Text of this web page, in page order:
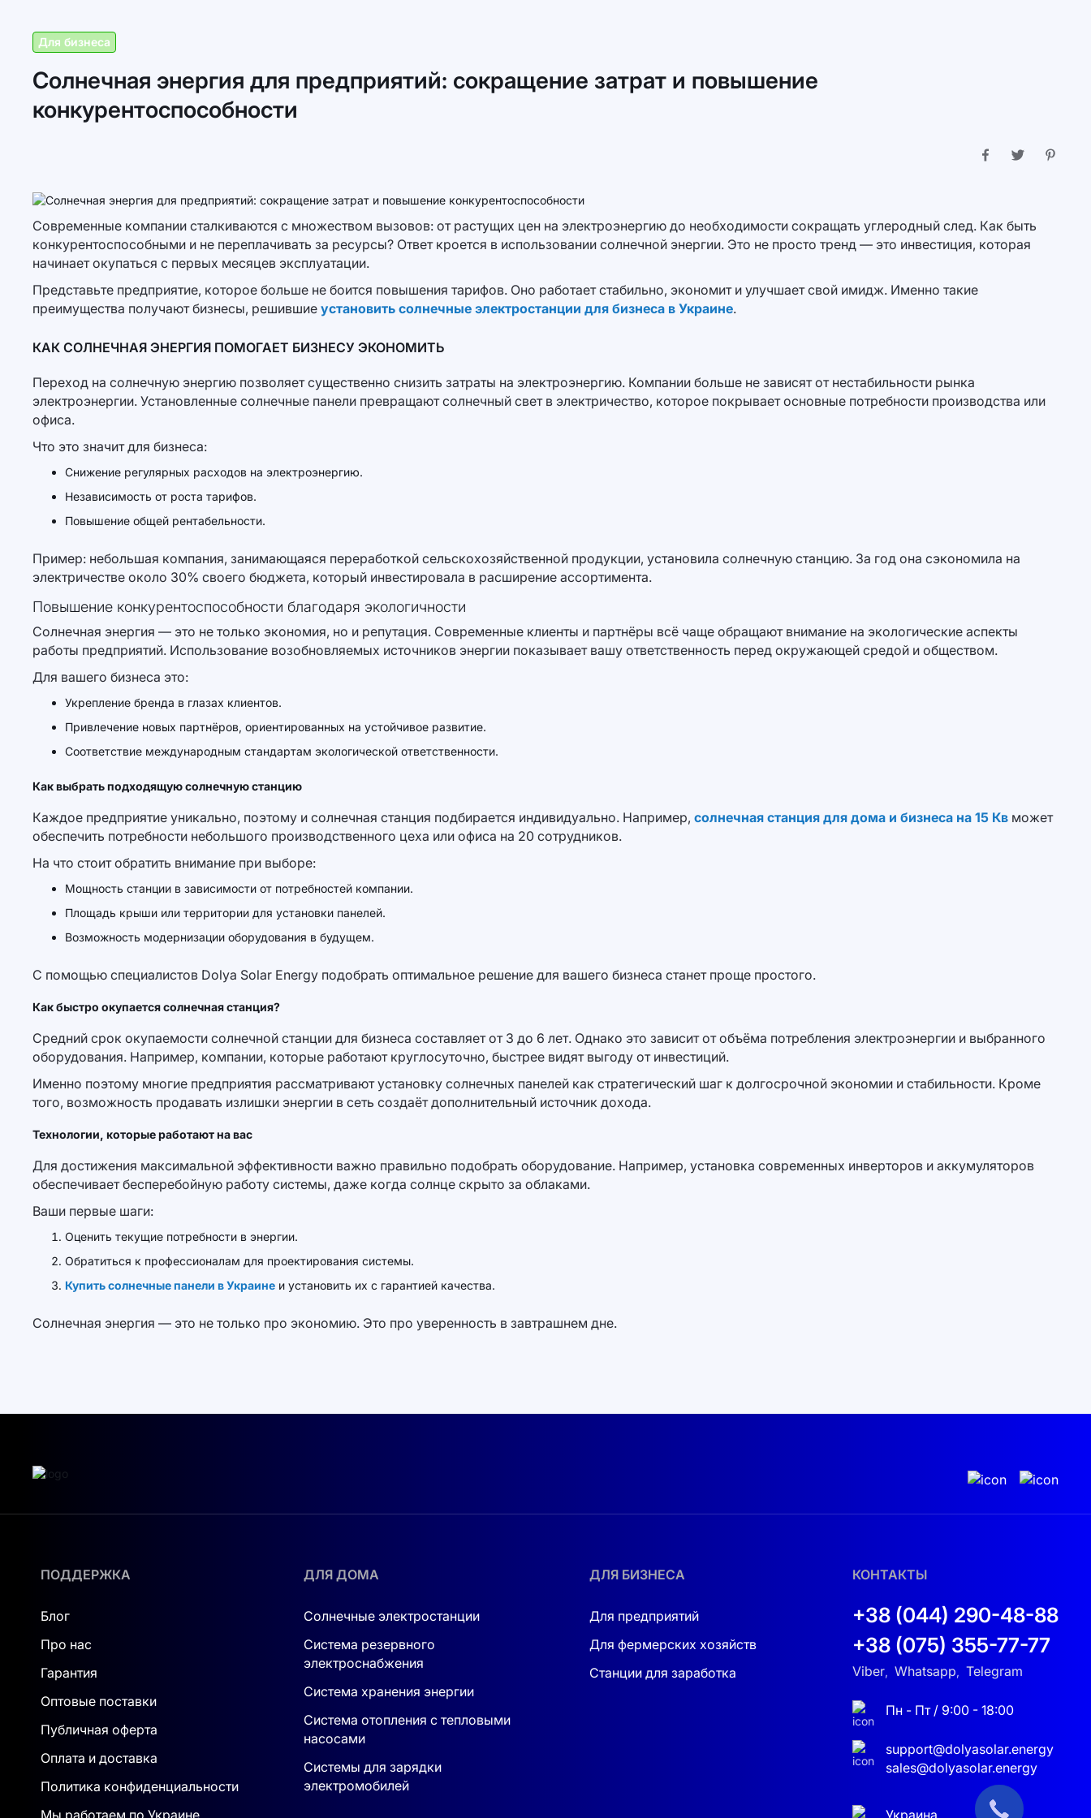
Для бизнеса
Солнечная энергия для предприятий: сокращение затрат и повышение
конкурентоспособности
Современные компании сталкиваются с множеством вызовов: от растущих цен на электроэнергию до необходимости сокращать углеродный след. Как быть
конкурентоспособными и не переплачивать за ресурсы? Ответ кроется в использовании солнечной энергии. Это не просто тренд — это инвестиция, которая
начинает окупаться с первых месяцев эксплуатации.
Представьте предприятие, которое больше не боится повышения тарифов. Оно работает стабильно, экономит и улучшает свой имидж. Именно такие
преимущества получают бизнесы, решившие установить солнечные электростанции для бизнеса в Украине.
КАК СОЛНЕЧНАЯ ЭНЕРГИЯ ПОМОГАЕТ БИЗНЕСУ ЭКОНОМИТЬ
Переход на солнечную энергию позволяет существенно снизить затраты на электроэнергию. Компании больше не зависят от нестабильности рынка
электроэнергии. Установленные солнечные панели превращают солнечный свет в электричество, которое покрывает основные потребности производства или
офиса.
Что это значит для бизнеса:
Снижение регулярных расходов на электроэнергию.
Независимость от роста тарифов.
Повышение общей рентабельности.
Пример: небольшая компания, занимающаяся переработкой сельскохозяйственной продукции, установила солнечную станцию. За год она сэкономила на
электричестве около 30% своего бюджета, который инвестировала в расширение ассортимента.
Повышение конкурентоспособности благодаря экологичности
Солнечная энергия — это не только экономия, но и репутация. Современные клиенты и партнёры всё чаще обращают внимание на экологические аспекты
работы предприятий. Использование возобновляемых источников энергии показывает вашу ответственность перед окружающей средой и обществом.
Для вашего бизнеса это:
Укрепление бренда в глазах клиентов.
Привлечение новых партнёров, ориентированных на устойчивое развитие.
Соответствие международным стандартам экологической ответственности.
Как выбрать подходящую солнечную станцию
Каждое предприятие уникально, поэтому и солнечная станция подбирается индивидуально. Например, солнечная станция для дома и бизнеса на 15 Кв может
обеспечить потребности небольшого производственного цеха или офиса на 20 сотрудников.
На что стоит обратить внимание при выборе:
Мощность станции в зависимости от потребностей компании.
Площадь крыши или территории для установки панелей.
Возможность модернизации оборудования в будущем.
С помощью специалистов Dolya Solar Energy подобрать оптимальное решение для вашего бизнеса станет проще простого.
Как быстро окупается солнечная станция?
Средний срок окупаемости солнечной станции для бизнеса составляет от 3 до 6 лет. Однако это зависит от объёма потребления электроэнергии и выбранного
оборудования. Например, компании, которые работают круглосуточно, быстрее видят выгоду от инвестиций.
Именно поэтому многие предприятия рассматривают установку солнечных панелей как стратегический шаг к долгосрочной экономии и стабильности. Кроме
того, возможность продавать излишки энергии в сеть создаёт дополнительный источник дохода.
Технологии, которые работают на вас
Для достижения максимальной эффективности важно правильно подобрать оборудование. Например, установка современных инверторов и аккумуляторов
обеспечивает бесперебойную работу системы, даже когда солнце скрыто за облаками.
Ваши первые шаги:
Оценить текущие потребности в энергии.
Обратиться к профессионалам для проектирования системы.
Купить солнечные панели в Украине и установить их с гарантией качества.
Солнечная энергия — это не только про экономию. Это про уверенность в завтрашнем дне.
ПОДДЕРЖКА
Блог
Про нас
Гарантия
Оптовые поставки
Публичная оферта
Оплата и доставка
Политика конфиденциальности
Мы работаем по Украине
ДЛЯ ДОМА
Солнечные электростанции
Система резервного
электроснабжения
Система хранения энергии
Система отопления с тепловыми
насосами
Системы для зарядки
электромобилей
ДЛЯ БИЗНЕСА
Для предприятий
Для фермерских хозяйств
Станции для заработка
КОНТАКТЫ
+38 (044) 290-48-88
+38 (075) 355-77-77
Viber, Whatsapp, Telegram
Пн - Пт / 9:00 - 18:00
support@dolyasolar.energy
sales@dolyasolar.energy
Украина